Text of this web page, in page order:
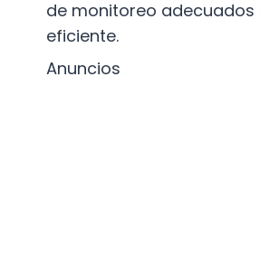
de monitoreo
eficiente.
Anuncios